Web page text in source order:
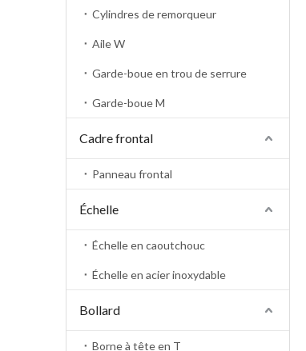
Cylindres de remorqueur
Aile W
Garde-boue en trou de serrure
Garde-boue M
Cadre frontal
Panneau frontal
Échelle
Échelle en caoutchouc
Échelle en acier inoxydable
Bollard
Borne à tête en T